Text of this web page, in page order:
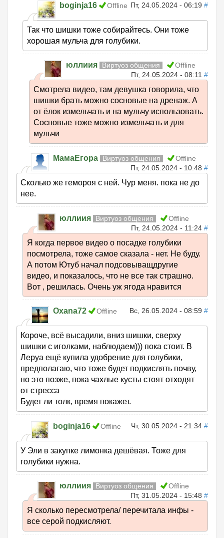
boginja16 Offline Пт, 24.05.2024 - 06:19 #
Так что шишки тоже собирайтесь. Они тоже
хорошая мульча для голубики.
юллиия Виртуоз общения
Offline
Пт, 24.05.2024 - 08:11 #
Смотрела видео, там девушка говорила, что
шишки брать можно сосновые на дренаж. А
от ёлок измельчать и на мульчу использовать.
Сосновые тоже можно измельчать и для
мульчи
МамаЕгора Виртуоз общения
Offline
Пт, 24.05.2024 - 10:48 #
Сколько же гемороя с ней. Чур меня. пока не до
нее.
юллиия Виртуоз общения
Offline
Пт, 24.05.2024 - 11:24 #
Я когда первое видео о посадке голубики
посмотрела, тоже самое сказала - нет. Не буду.
А потом Ютуб начал подсовыващдругие
видео, и показалось, что не все так страшно.
Вот , решилась. Очень уж ягода нравится
Oxana72 Offline Вс, 26.05.2024 - 08:59 #
Короче, всё высадили, вниз шишки, сверху
шишки с иголками, наблюдаем))) пока стоит. В
Леруа ещё купила удобрение для голубики,
предполагаю, что тоже будет подкислять почву,
но это позже, пока чахлые кусты стоят отходят
от стресса
Будет ли толк, время покажет.
boginja16 Offline Чт, 30.05.2024 - 21:34 #
У Эли в закупке лимонка дешёвая. Тоже для
голубики нужна.
юллиия Виртуоз общения
Offline
Пт, 31.05.2024 - 15:48 #
Я сколько пересмотрела/ перечитала инфы -
все серой подкисляют.